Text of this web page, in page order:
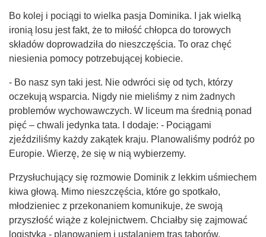
Bo kolej i pociągi to wielka pasja Dominika. I jak wielką
ironią losu jest fakt, że to miłość chłopca do torowych
składów doprowadziła do nieszczęścia. To oraz chęć
niesienia pomocy potrzebującej kobiecie.
- Bo nasz syn taki jest. Nie odwróci się od tych, którzy
oczekują wsparcia. Nigdy nie mieliśmy z nim żadnych
problemów wychowawczych. W liceum ma średnią ponad
pięć – chwali jedynka tata. I dodaje: - Pociągami
zjeździliśmy każdy zakątek kraju. Planowaliśmy podróż po
Europie. Wierzę, że się w nią wybierzemy.
Przysłuchujący się rozmowie Dominik z lekkim uśmiechem
kiwa głową. Mimo nieszczęścia, które go spotkało,
młodzieniec z przekonaniem komunikuje, że swoją
przyszłość wiąże z kolejnictwem. Chciałby się zajmować
logistyką - planowaniem i ustalaniem tras taborów.